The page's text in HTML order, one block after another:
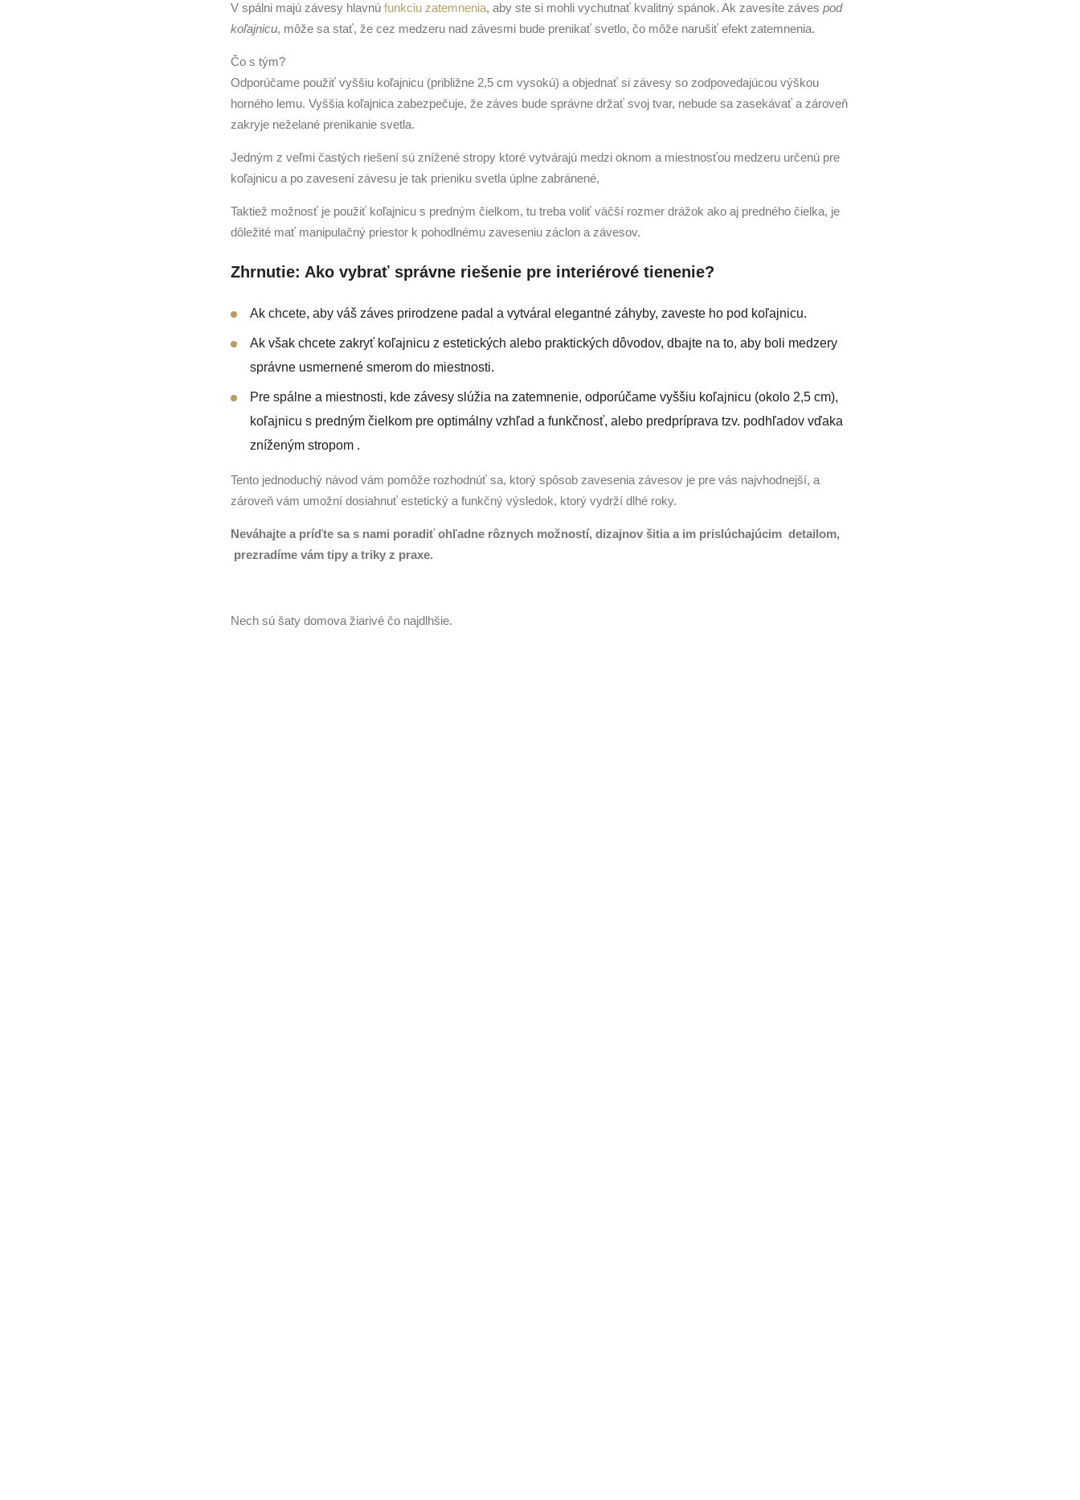
V spálni majú závesy hlavnú funkciu zatemnenia, aby ste si mohli vychutnať kvalitný spánok. Ak zavesíte záves pod
koľajnicu, môže sa stať, že cez medzeru nad závesmi bude prenikať svetlo, čo môže narušiť efekt zatemnenia.
Čo s tým?
Odporúčame použiť vyššiu koľajnicu (približne 2,5 cm vysokú) a objednať si závesy so zodpovedajúcou výškou
horného lemu. Vyššia koľajnica zabezpečuje, že záves bude správne držať svoj tvar, nebude sa zasekávať a zároveň
zakryje neželané prenikanie svetla.
Jedným z veľmi častých riešení sú znížené stropy ktoré vytvárajú medzi oknom a miestnosťou medzeru určenú pre
koľajnicu a po zavesení závesu je tak prieniku svetla úplne zabránené,
Taktiež možnosť je použiť koľajnicu s predným čielkom, tu treba voliť väčší rozmer drážok ako aj predného čielka, je
dôležité mať manipulačný priestor k pohodlnému zaveseniu záclon a závesov.
Zhrnutie: Ako vybrať správne riešenie pre interiérové tienenie?
Ak chcete, aby váš záves prirodzene padal a vytváral elegantné záhyby, zaveste ho pod koľajnicu.
Ak však chcete zakryť koľajnicu z estetických alebo praktických dôvodov, dbajte na to, aby boli medzery
správne usmernené smerom do miestnosti.
Pre spálne a miestnosti, kde závesy slúžia na zatemnenie, odporúčame vyššiu koľajnicu (okolo 2,5 cm),
koľajnicu s predným čielkom pre optimálny vzhľad a funkčnosť, alebo predpríprava tzv. podhľadov vďaka
zníženým stropom .
Tento jednoduchý návod vám pomôže rozhodnúť sa, ktorý spôsob zavesenia závesov je pre vás najvhodnejší, a
zároveň vám umožní dosiahnuť estetický a funkčný výsledok, ktorý vydrží dlhé roky.
Neváhajte a príďte sa s nami poradiť ohľadne rôznych možností, dizajnov šitia a im prislúchajúcim detailom,
prezradíme vám tipy a triky z praxe.
Nech sú šaty domova žiarivé čo najdlhšie.